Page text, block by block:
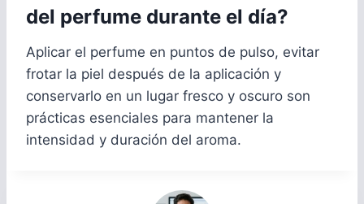
del perfume durante el día?
Aplicar el perfume en puntos de pulso, evitar
frotar la piel después de la aplicación y
conservarlo en un lugar fresco y oscuro son
prácticas esenciales para mantener la
intensidad y duración del aroma.